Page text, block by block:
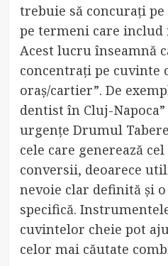
trebuie să concurați
pe termeni care includ
Acest lucru înseamnă
concentrați pe cuvinte
oraș/cartier”. De
dentist în Cluj-
urgențe Drumul
cele care generează
conversii, deoarece
nevoie clar definită și
specifică.
cuvintelor cheie pot
celor mai căutate